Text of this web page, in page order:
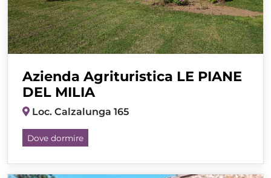
Azienda Agrituristica LE PIANE
DEL MILIA
Loc. Calzalunga 165
Dove dormire